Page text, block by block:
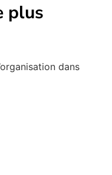
plus
dans